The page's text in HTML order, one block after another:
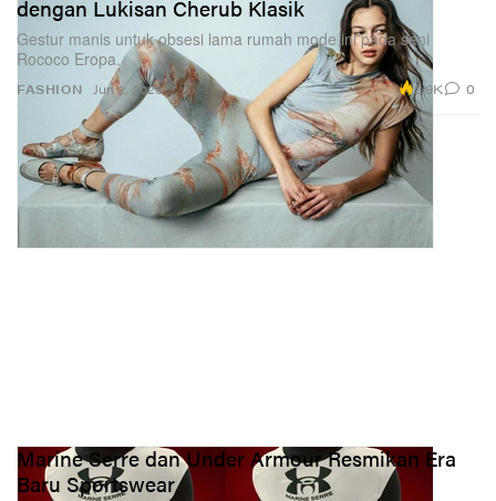
FASHION
dengan Lukisan Cherub Klasik
Gestur manis untuk obsesi lama rumah mode ini pada seni
Rococo Eropa.
Jun 2, 2026 2.9K 0
Marine Serre dan Under Armour Resmikan Era
Baru Sportswear